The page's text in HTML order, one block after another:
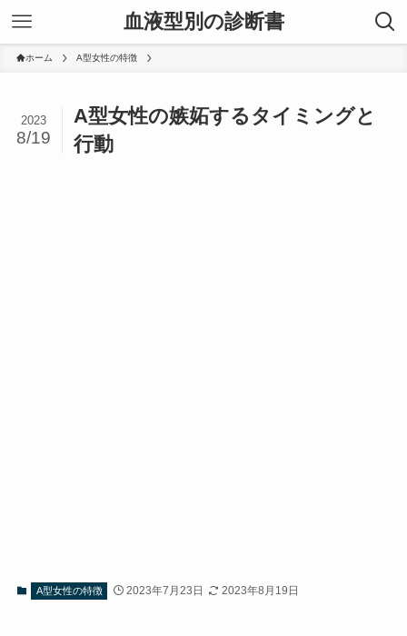
血液型別の診断書
ホーム A型女性の特徴
A型女性の嫉妬するタイミングと
行動
2023
8/19
A型女性の特徴 2023年7月23日 2023年8月19日